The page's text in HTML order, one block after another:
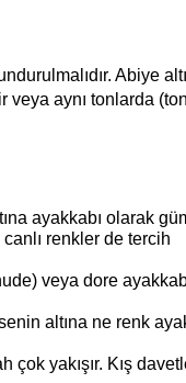
Abiye
veya aynı tonlarda
ayakkabı olarak
canlı renkler de tercih
veya dore
altına ne renk
çok yakışır. Kış